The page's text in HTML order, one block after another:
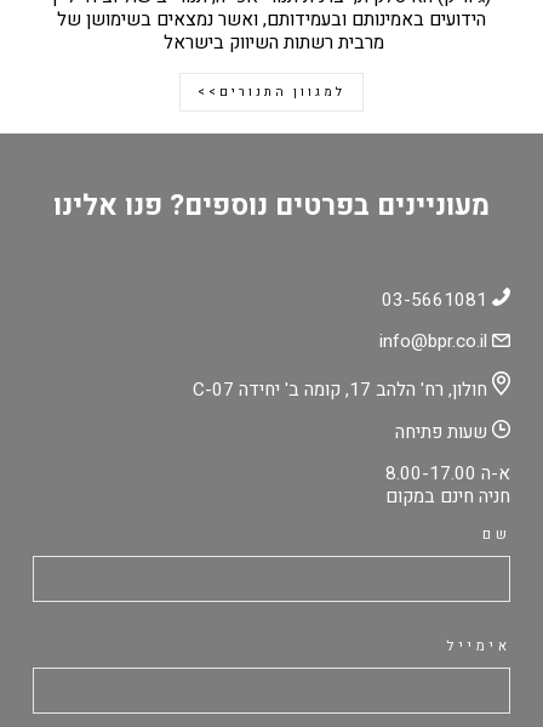
הידועים באמינותם ובעמידותם, ואשר נמצאים בשימושן של
מרבית רשתות השיווק בישראל
למגוון התנורים>>
מעוניינים בפרטים נוספים? פנו אלינו
חולון, רח' הלהב 17, קומה ב' יחידה C-07
שעות פתיחה
א-ה 8.00-17.00
חניה חינם במקום
שם
אימייל